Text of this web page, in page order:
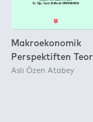
Makroekonomik
Perspektiften
ve Ampirik
Aslı Özen Atabey